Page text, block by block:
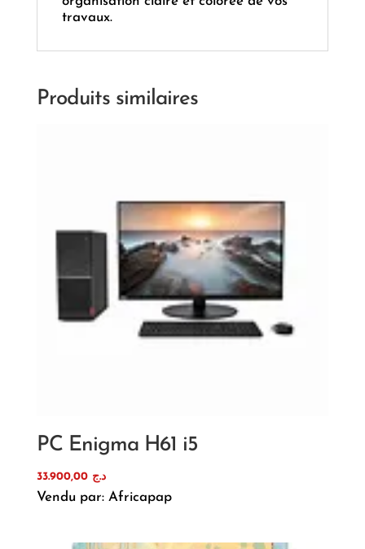
travaux.
Produits similaires
PC Enigma H61 i5
د.ج 33.900,00
Vendu par: Africapap